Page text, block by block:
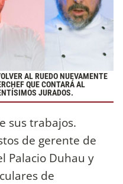
AL RUEDO NUEVAMENTE
QUE CONTARÁ AL
JURADOS.
sus trabajos.
de gerente de
Palacio Duhau y
de